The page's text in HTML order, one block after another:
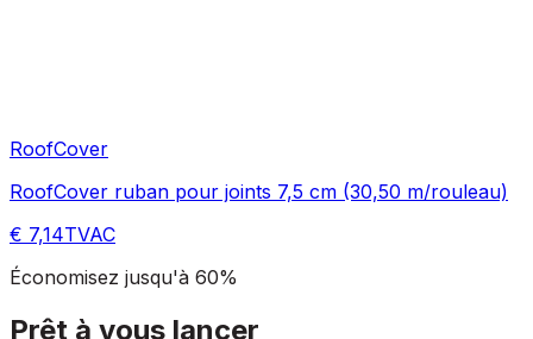
RoofCover
RoofCover ruban pour joints 7,5 cm (30,50 m/rouleau)
€ 7,14TVAC
Économisez jusqu'à 60%
Prêt à vous lancer